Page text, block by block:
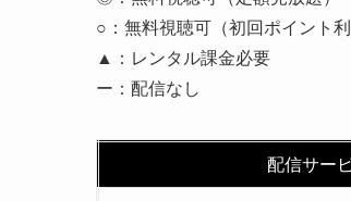
○：無料視聴可（初回ポイント利
▲：レンタル課金必要
ー：配信なし
配信サー